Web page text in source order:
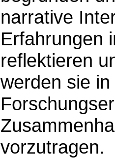
narrative
Erfahrungen
reflektieren
werden sie
vorzutragen.